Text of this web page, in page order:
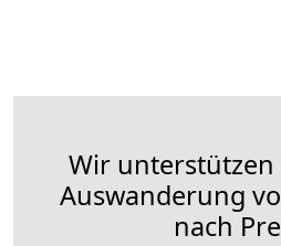
Wir unterstützen
Auswanderung
nach